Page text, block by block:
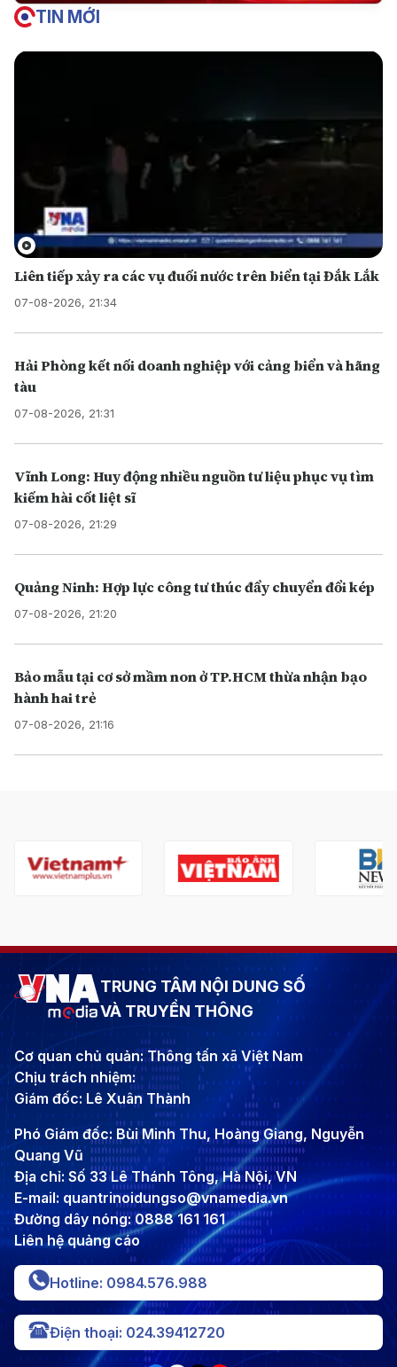
TIN MỚI
Liên tiếp xảy ra các vụ đuối nước trên biển tại Đắk Lắk
07-08-2026, 21:34
Hải Phòng kết nối doanh nghiệp với cảng biển và hãng
tàu
07-08-2026, 21:31
Vĩnh Long: Huy động nhiều nguồn tư liệu phục vụ tìm
kiếm hài cốt liệt sĩ
07-08-2026, 21:29
Quảng Ninh: Hợp lực công tư thúc đẩy chuyển đổi kép
07-08-2026, 21:20
Bảo mẫu tại cơ sở mầm non ở TP.HCM thừa nhận bạo
hành hai trẻ
07-08-2026, 21:16
TRUNG TÂM NỘI DUNG SỐ
VÀ TRUYỀN THÔNG
Cơ quan chủ quản: Thông tấn xã Việt Nam
Chịu trách nhiệm:
Giám đốc: Lê Xuân Thành
Phó Giám đốc: Bùi Minh Thu, Hoàng Giang, Nguyễn
Quang Vũ
Địa chỉ: Số 33 Lê Thánh Tông, Hà Nội, VN
E-mail: quantrinoidungso@vnamedia.vn
Đường dây nóng: 0888 161 161
Liên hệ quảng cáo
Hotline: 0984.576.988
Điện thoại: 024.39412720